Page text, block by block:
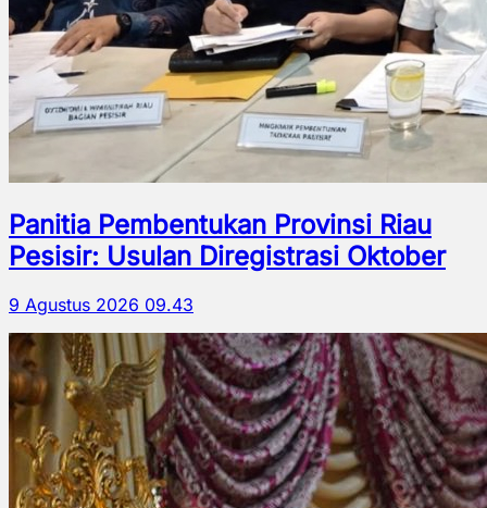
Panitia Pembentukan Provinsi Riau
Pesisir: Usulan Diregistrasi Oktober
9 Agustus 2026 09.43